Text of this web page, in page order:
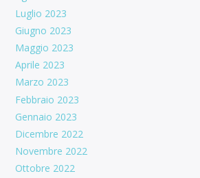
Luglio 2023
Giugno 2023
Maggio 2023
Aprile 2023
Marzo 2023
Febbraio 2023
Gennaio 2023
Dicembre 2022
Novembre 2022
Ottobre 2022